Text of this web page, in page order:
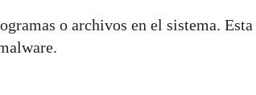
o archivos en el sistema. Esta